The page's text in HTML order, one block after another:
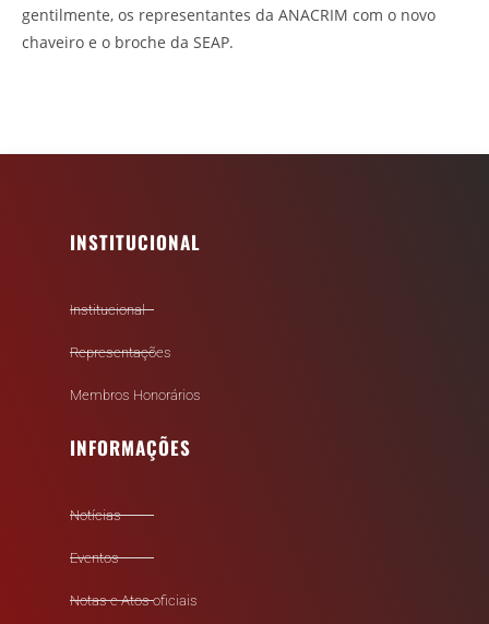
gentilmente, os representantes da ANACRIM com o novo
chaveiro e o broche da SEAP.
INSTITUCIONAL
Institucional
Representações
Membros Honorários
INFORMAÇÕES
Notícias
Eventos
Notas e Atos oficiais